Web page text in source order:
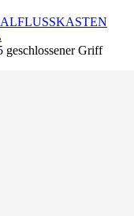
geschlossener Griff